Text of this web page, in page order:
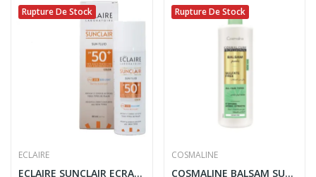
Rupture De Stock
ECLAIRE
ECLAIRE SUNCLAIR ECRAN FLUIDE TEINTE ANTI...
Rupture De Stock
COSMALINE
COSMALINE BALSAM SULFATE FREE 500ML